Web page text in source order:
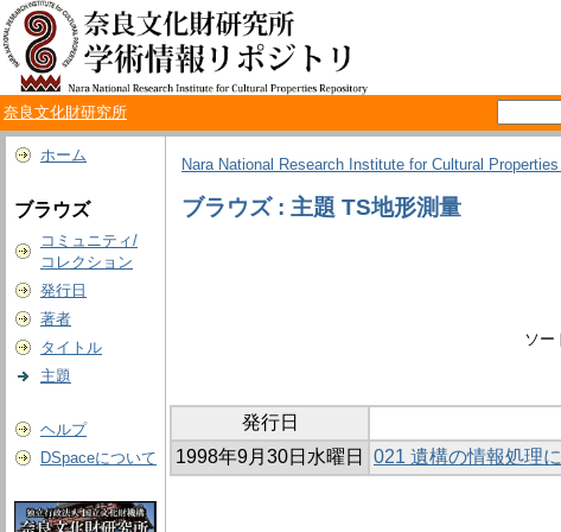
奈良文化財研究所
ホーム
ブラウズ
コミュニティ/
コレクション
発行日
著者
タイトル
主題
ヘルプ
DSpaceについて
Nara National Research Institute for Cultural
ブラウズ : 主題 TS地形測量
ソー
発行日
1998年9月30日水曜日
021 遺構の情報処理